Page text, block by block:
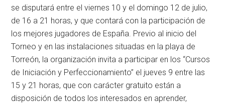
se disputará entre el viernes 10 y el domingo 12 de julio,
de 16 a 21 horas, y que contará con la participación de
los mejores jugadores de España. Previo al inicio del
Torneo y en las instalaciones situadas en la playa de
Torreón, la organización invita a participar en los “Cursos
de Iniciación y Perfeccionamiento” el jueves 9 entre las
15 y 21 horas, que con carácter gratuito están a
disposición de todos los interesados en aprender,